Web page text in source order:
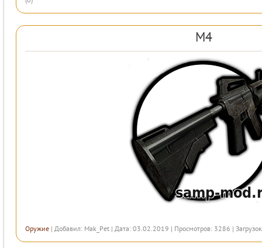
М4
Оружие | Добавил: Mak_Pet | Дата: 03.02.2019 | Просмотров: 3286 |